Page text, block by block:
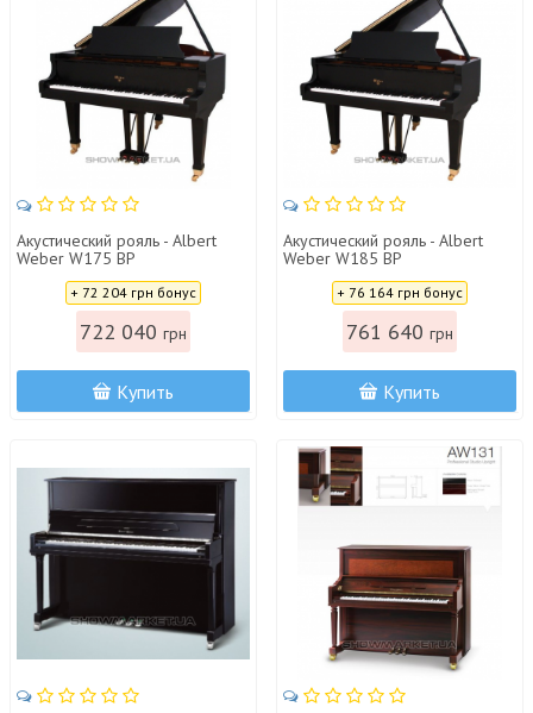
Акустический рояль - Albert
Weber W175 BP
+ 72 204 грн бонус
722 040 грн
Купить
Акустический рояль - Albert
Weber W185 BP
+ 76 164 грн бонус
761 640 грн
Купить